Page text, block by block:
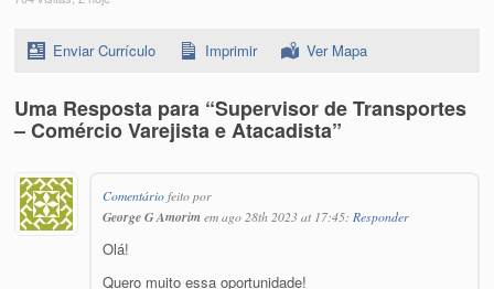
Enviar Currículo Imprimir Ver Mapa
Uma Resposta para “Supervisor de Transportes
– Comércio Varejista e Atacadista”
Comentáriofeito por
George G Amorim em ago 28th 2023 at 17:45: Responder
Olá!
Quero muito essa oportunidade!